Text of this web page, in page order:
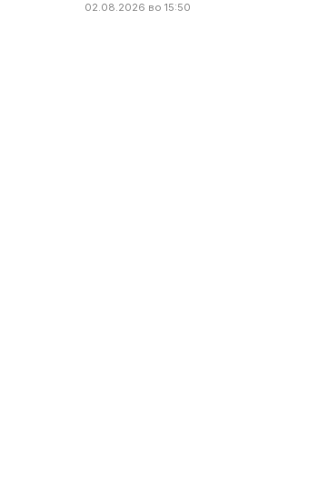
02.08.2026 во 15:50